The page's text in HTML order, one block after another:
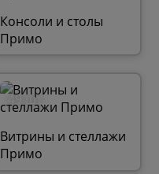
Консоли и столы
Примо
49 шт.
Витрины и стеллажи
Примо